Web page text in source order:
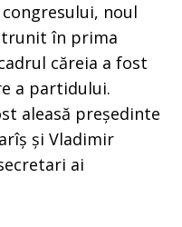
noul
în prima
căreia a fost
a partidului.
aleasă președinte
și Vladimir
ai